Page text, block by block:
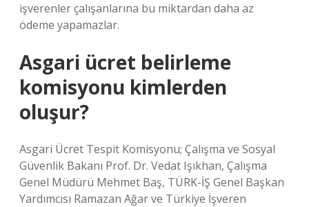
işverenler çalışanlarına bu miktardan daha az
ödeme yapamazlar.
Asgari ücret belirleme
komisyonu kimlerden
oluşur?
Asgari Ücret Tespit Komisyonu; Çalışma ve Sosyal
Güvenlik Bakanı Prof. Dr. Vedat Işıkhan, Çalışma
Genel Müdürü Mehmet Baş, TÜRK-İŞ Genel Başkan
Yardımcısı Ramazan Ağar ve Türkiye İşveren